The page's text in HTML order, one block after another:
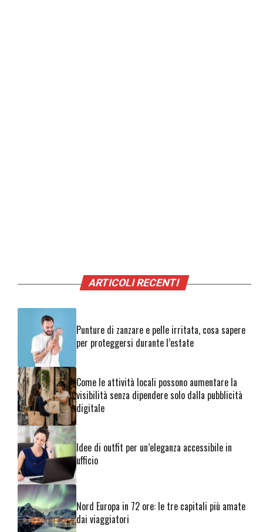
ARTICOLI RECENTI
Punture di zanzare e pelle irritata, cosa sapere
per proteggersi durante l’estate
Come le attività locali possono aumentare la
visibilità senza dipendere solo dalla pubblicità
digitale
Idee di outfit per un’eleganza accessibile in
ufficio
Nord Europa in 72 ore: le tre capitali più amate
dai viaggiatori